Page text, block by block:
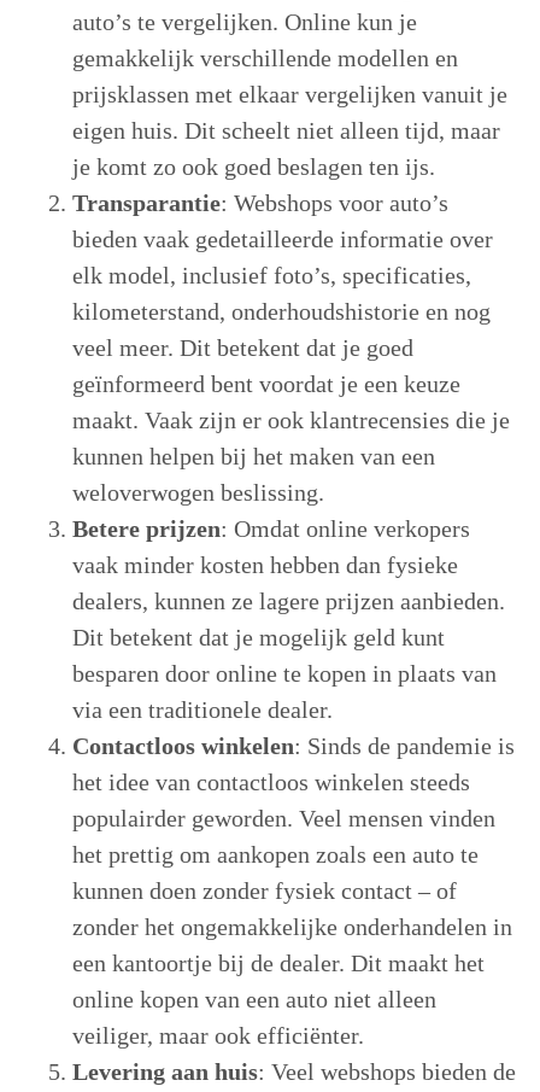
auto’s te vergelijken. Online kun je
gemakkelijk verschillende modellen en
prijsklassen met elkaar vergelijken vanuit je
eigen huis. Dit scheelt niet alleen tijd, maar
je komt zo ook goed beslagen ten ijs.
Transparantie: Webshops voor auto’s
bieden vaak gedetailleerde informatie over
elk model, inclusief foto’s, specificaties,
kilometerstand, onderhoudshistorie en nog
veel meer. Dit betekent dat je goed
geïnformeerd bent voordat je een keuze
maakt. Vaak zijn er ook klantrecensies die je
kunnen helpen bij het maken van een
weloverwogen beslissing.
Betere prijzen: Omdat online verkopers
vaak minder kosten hebben dan fysieke
dealers, kunnen ze lagere prijzen aanbieden.
Dit betekent dat je mogelijk geld kunt
besparen door online te kopen in plaats van
via een traditionele dealer.
Contactloos winkelen: Sinds de pandemie is
het idee van contactloos winkelen steeds
populairder geworden. Veel mensen vinden
het prettig om aankopen zoals een auto te
kunnen doen zonder fysiek contact – of
zonder het ongemakkelijke onderhandelen in
een kantoortje bij de dealer. Dit maakt het
online kopen van een auto niet alleen
veiliger, maar ook efficiënter.
Levering aan huis: Veel webshops bieden de